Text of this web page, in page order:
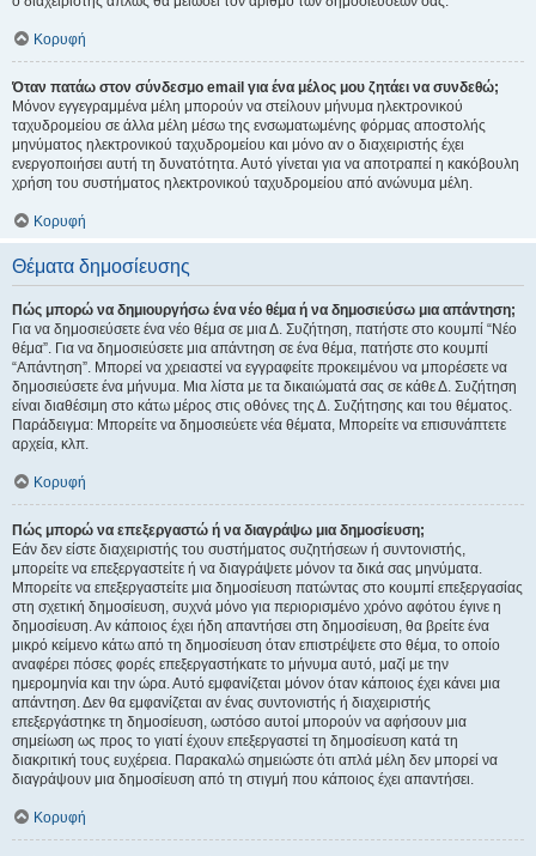
Κορυφή
Όταν πατάω στον σύνδεσμο email για ένα μέλος μου ζητάει να συνδεθώ;
Μόνον εγγεγραμμένα μέλη μπορούν να στείλουν μήνυμα ηλεκτρονικού
ταχυδρομείου σε άλλα μέλη μέσω της ενσωματωμένης φόρμας αποστολής
μηνύματος ηλεκτρονικού ταχυδρομείου και μόνο αν ο διαχειριστής έχει
ενεργοποιήσει αυτή τη δυνατότητα. Αυτό γίνεται για να αποτραπεί η κακόβουλη
χρήση του συστήματος ηλεκτρονικού ταχυδρομείου από ανώνυμα μέλη.
Κορυφή
Θέματα δημοσίευσης
Πώς μπορώ να δημιουργήσω ένα νέο θέμα ή να δημοσιεύσω μια απάντηση;
Για να δημοσιεύσετε ένα νέο θέμα σε μια Δ. Συζήτηση, πατήστε στο κουμπί “Νέο
θέμα”. Για να δημοσιεύσετε μια απάντηση σε ένα θέμα, πατήστε στο κουμπί
“Απάντηση”. Μπορεί να χρειαστεί να εγγραφείτε προκειμένου να μπορέσετε να
δημοσιεύσετε ένα μήνυμα. Μια λίστα με τα δικαιώματά σας σε κάθε Δ. Συζήτηση
είναι διαθέσιμη στο κάτω μέρος στις οθόνες της Δ. Συζήτησης και του θέματος.
Παράδειγμα: Μπορείτε να δημοσιεύετε νέα θέματα, Μπορείτε να επισυνάπτετε
αρχεία, κλπ.
Κορυφή
Πώς μπορώ να επεξεργαστώ ή να διαγράψω μια δημοσίευση;
Εάν δεν είστε διαχειριστής του συστήματος συζητήσεων ή συντονιστής,
μπορείτε να επεξεργαστείτε ή να διαγράψετε μόνον τα δικά σας μηνύματα.
Μπορείτε να επεξεργαστείτε μια δημοσίευση πατώντας στο κουμπί επεξεργασίας
στη σχετική δημοσίευση, συχνά μόνο για περιορισμένο χρόνο αφότου έγινε η
δημοσίευση. Αν κάποιος έχει ήδη απαντήσει στη δημοσίευση, θα βρείτε ένα
μικρό κείμενο κάτω από τη δημοσίευση όταν επιστρέψετε στο θέμα, το οποίο
αναφέρει πόσες φορές επεξεργαστήκατε το μήνυμα αυτό, μαζί με την
ημερομηνία και την ώρα. Αυτό εμφανίζεται μόνον όταν κάποιος έχει κάνει μια
απάντηση. Δεν θα εμφανίζεται αν ένας συντονιστής ή διαχειριστής
επεξεργάστηκε τη δημοσίευση, ωστόσο αυτοί μπορούν να αφήσουν μια
σημείωση ως προς το γιατί έχουν επεξεργαστεί τη δημοσίευση κατά τη
διακριτική τους ευχέρεια. Παρακαλώ σημειώστε ότι απλά μέλη δεν μπορεί να
διαγράψουν μια δημοσίευση από τη στιγμή που κάποιος έχει απαντήσει.
Κορυφή